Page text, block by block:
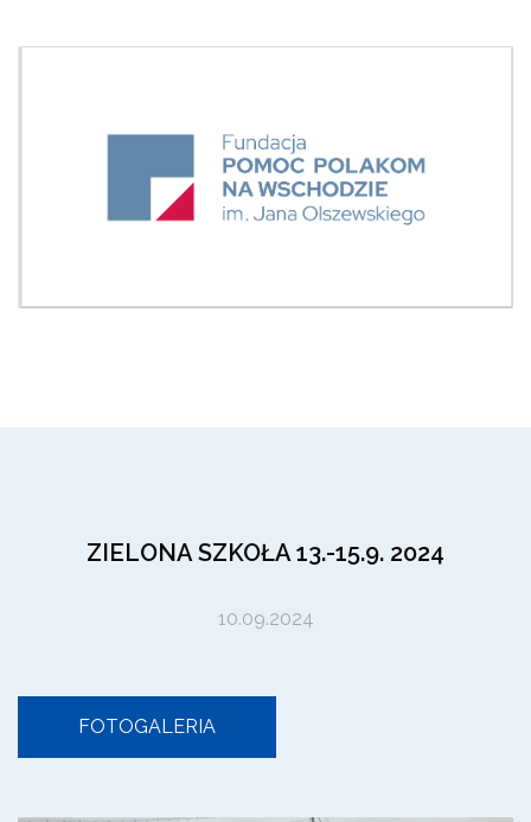
ZIELONA SZKOŁA 13.-15.9. 2024
10.09.2024
FOTOGALERIA